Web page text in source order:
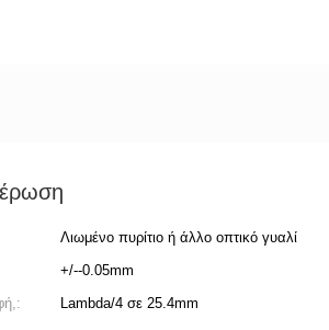
Λιωμένο πυρίτιο ή άλλο οπτικό γυαλί
+/--0.05mm
Lambda/4 σε 25.4mm